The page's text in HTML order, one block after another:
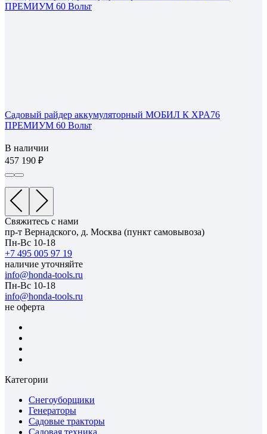
Садовый райдер аккумуляторный МОБИЛ К XPA76
ПРЕМИУМ 60 Вольт
В наличии
457 190
Свяжитесь с нами
пр-т Вернадского, д. Москва (пункт самовывоза)
Пн-Вс 10-18
+7 495 005 97 19
наличие уточняйте
info@honda-tools.ru
Пн-Вс 10-18
info@honda-tools.ru
не оферта
Категории
Снегоуборщики
Генераторы
Садовые тракторы
Садовая техника